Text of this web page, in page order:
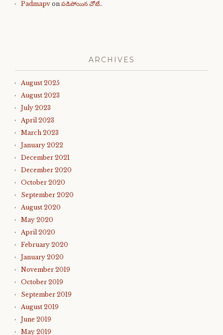
Padmapv on పడిపోయిన చోటే..
ARCHIVES
August 2025
August 2023
July 2023
April 2023
March 2023
January 2022
December 2021
December 2020
October 2020
September 2020
August 2020
May 2020
April 2020
February 2020
January 2020
November 2019
October 2019
September 2019
August 2019
June 2019
May 2019